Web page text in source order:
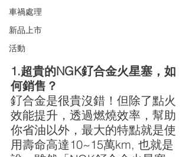
車禍處理
新品上市
活動
1.超貴的NGK釕合金火星塞，如
何銷售？
釕合金是很貴沒錯！但除了點火
效能提升，透過燃燒效率，幫助
你省油以外，最大的特點就是使
用壽命高達10~15萬km, 也就是